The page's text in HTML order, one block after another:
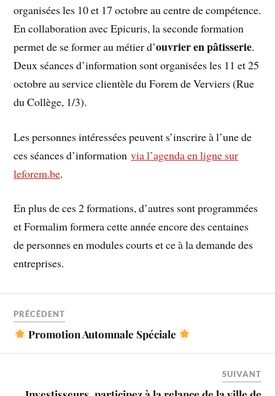
organisées les 10 et 17 octobre au centre de compétence.
En collaboration avec Epicuris, la seconde formation
permet de se former au métier d’ouvrier en pâtisserie.
Deux séances d’information sont organisées les 11 et 25
octobre au service clientèle du Forem de Verviers (Rue
du Collège, 1/3).
Les personnes intéressées peuvent s’inscrire à l’une de
ces séances d’informationvia l’agenda en ligne sur
leforem.be.
En plus de ces 2 formations, d’autres sont programmées
et Formalim formera cette année encore des centaines
de personnes en modules courts et ce à la demande des
entreprises.
PRÉCÉDENT
Promotion Automnale Spéciale
SUIVANT